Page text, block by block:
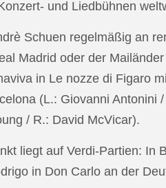
und Liedbühnen
Schuen regelmäßig an
Madrid oder der
in Le nozze di Figaro
(L.: Giovanni
/ R.: David McVicar).
liegt auf Verdi-Partien: In
in Don Carlo an der